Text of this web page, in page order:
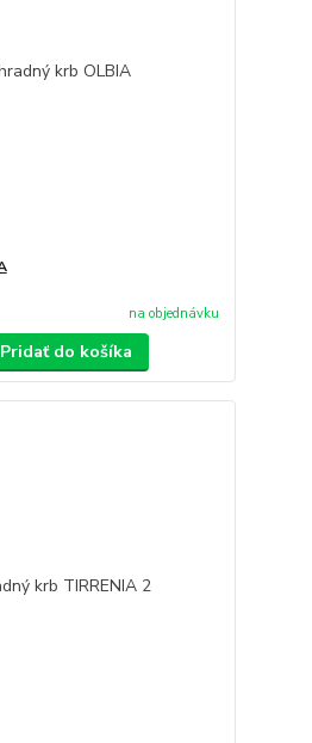
na objednávku
Pridať do košíka